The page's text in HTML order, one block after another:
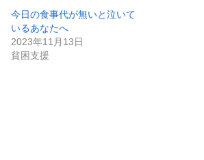
今日の食事代が無いと泣いて
いるあなたへ
2023年11月13日
貧困支援